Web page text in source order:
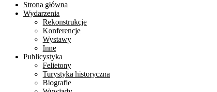
Strona główna
Wydarzenia
Rekonstrukcje
Konferencje
Wystawy
Inne
Publicystyka
Felietony
Turystyka historyczna
Biografie